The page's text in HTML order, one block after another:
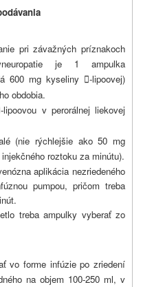
pri závažných príznakoch
je 1 ampulka
600 mg kyseliny -lipoovej)
obdobia.
-lipoovou v perorálnej liekovej
(nie rýchlejšie ako 50 mg
roztoku za minútu).
aplikácia nezriedeného
pumpou, pričom treba
treba ampulky vyberať zo
vo forme infúzie po zriedení
na objem 100-250 ml, v